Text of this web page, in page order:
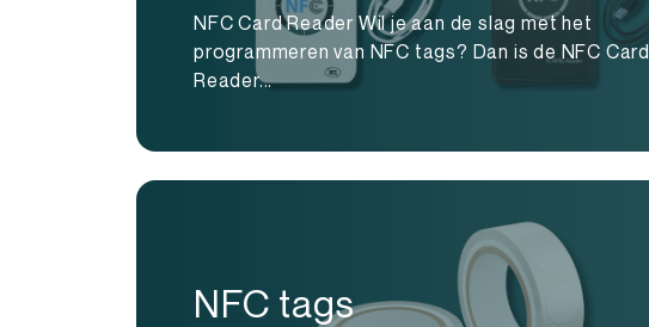
NFC Card Reader Wil je aan de slag met het
programmeren van NFC tags? Dan is de NFC Card
Reader...
NFC tags